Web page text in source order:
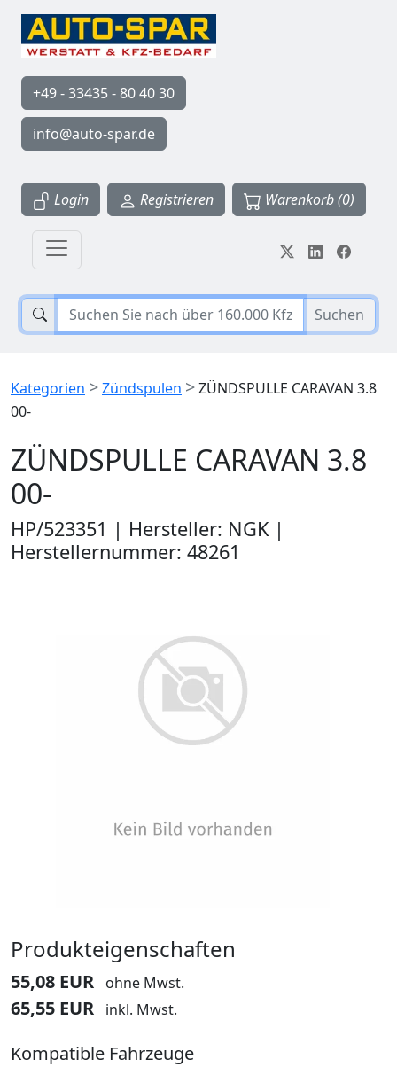
+49 - 33435 - 80 40 30
info@auto-spar.de
Login Registrieren Warenkorb (0)
Suchen
Kategorien >Zündspulen >ZÜNDSPULLE CARAVAN 3.8
00-
ZÜNDSPULLE CARAVAN 3.8
00-
HP/523351 | Hersteller: NGK |
Herstellernummer: 48261
Produkteigenschaften
55,08 EUR ohne Mwst.
65,55 EUR inkl. Mwst.
Kompatible Fahrzeuge